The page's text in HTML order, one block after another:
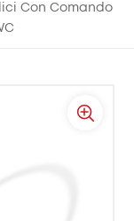
Con Comando